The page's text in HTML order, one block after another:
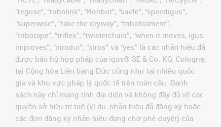
“reguse”, “robolink”, “Rohbot”, “savfe”, “speedigus”,
“superwise”, “take the dryway”, “tribofilament”,
“tribotape”, “triflex”, “twisterchain”, “when it moves, igus
improves”, “xirodur”, “xiros” và “yes” là các nhãn hiệu đã
được bảo hộ hợp pháp của igus® SE & Co. KG, Cologne,
tại Cộng hòa Liên bang Đức cũng như tại nhiều quốc
gia và khu vực pháp lý quốc tế trên toàn cầu. Danh
sách này chỉ mang tính đại diện và không đầy đủ về các
quyền sở hữu trí tuệ (ví dụ: nhãn hiệu đã đăng ký hoặc
các đơn đăng ký nhãn hiệu đang chờ phê duyệt) của